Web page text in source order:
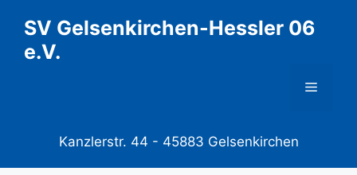
Inhalt
springen
SV Gelsenkirchen-Hessler 06
e.V.
Menü
Kanzlerstr. 44 - 45883 Gelsenkirchen